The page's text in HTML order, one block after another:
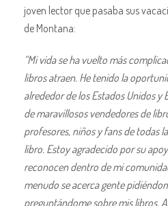
joven lector que pasaba sus
de Montana:
“Mi vida se ha vuelto más
libros atraen. He tenido la
alrededor de los Estados Unidos y
de maravillosos vendedores de
profesores, niños y fans de todas
libro. Estoy agradecido por su
reconocen dentro de mi
menudo se acerca gente
preguntándome sobre mis libros.